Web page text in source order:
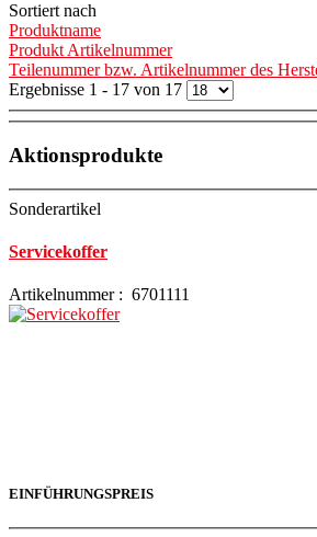
Sortiert nach
Produktname
Produkt Artikelnummer
Teilenummer bzw. Artikelnummer des
Ergebnisse 1 - 17 von 17
Aktionsprodukte
Sonderartikel
Servicekoffer
Artikelnummer : 6701111
EINFÜHRUNGSPREIS